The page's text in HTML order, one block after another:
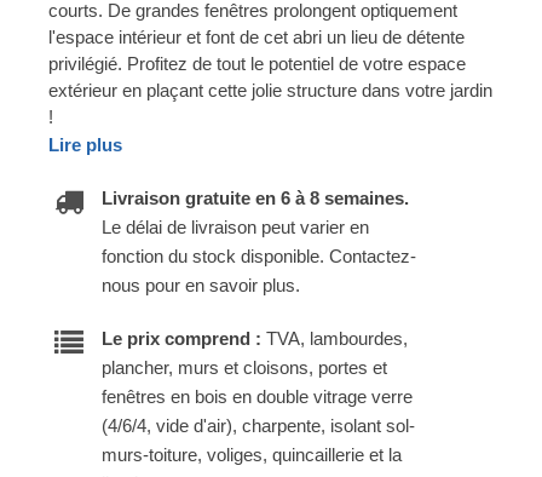
courts. De grandes fenêtres prolongent optiquement
l'espace intérieur et font de cet abri un lieu de détente
privilégié. Profitez de tout le potentiel de votre espace
extérieur en plaçant cette jolie structure dans votre jardin
!
Lire plus
Livraison gratuite en 6 à 8 semaines.
Le délai de livraison peut varier en
fonction du stock disponible. Contactez-
nous pour en savoir plus.
Le prix comprend : TVA, lambourdes,
plancher, murs et cloisons, portes et
fenêtres en bois en double vitrage verre
(4/6/4, vide d'air), charpente, isolant sol-
murs-toiture, voliges, quincaillerie et la